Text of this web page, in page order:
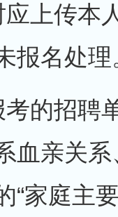
传本人
报名处理
招聘单
血亲关
“家庭主